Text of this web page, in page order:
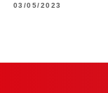
03/05/2023